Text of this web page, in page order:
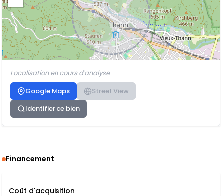
Localisation en cours d'analyse
Google Maps
Street View
Identifier ce bien
Financement
Coût d'acquisition